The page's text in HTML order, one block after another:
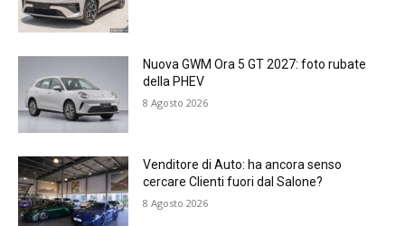
Nuova GWM Ora 5 GT 2027: foto rubate
della PHEV
8 Agosto 2026
Venditore di Auto: ha ancora senso
cercare Clienti fuori dal Salone?
8 Agosto 2026